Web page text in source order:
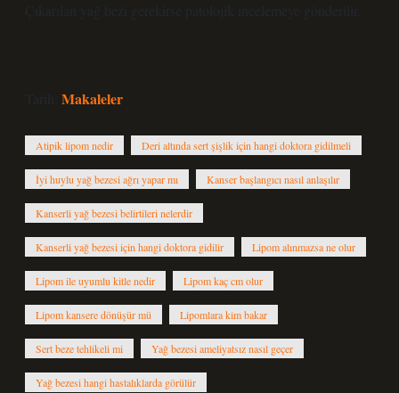
Çıkarılan yağ bezi gerekirse patolojik incelemeye gönderilir.
Tarih: Makaleler
Atipik lipom nedir Deri altında sert şişlik için hangi doktora gidilmeli
İyi huylu yağ bezesi ağrı yapar mı Kanser başlangıcı nasıl anlaşılır
Kanserli yağ bezesi belirtileri nelerdir
Kanserli yağ bezesi için hangi doktora gidilir Lipom alınmazsa ne olur
Lipom ile uyumlu kitle nedir Lipom kaç cm olur
Lipom kansere dönüşür mü Lipomlara kim bakar
Sert beze tehlikeli mi Yağ bezesi ameliyatsız nasıl geçer
Yağ bezesi hangi hastalıklarda görülür